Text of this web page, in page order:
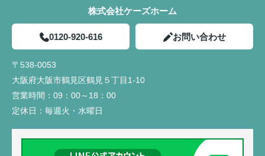
株式会社ケーズホーム
0120-920-616 お問い合わせ
〒538-0053
大阪府大阪市鶴見区鶴見５丁目1-10
営業時間： 09：00～18：00
定休日： 毎週火・水曜日